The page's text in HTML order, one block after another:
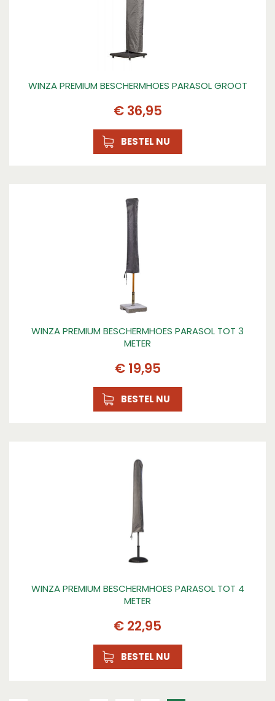
WINZA PREMIUM BESCHERMHOES PARASOL GROOT
€ 36,95
BESTEL NU
WINZA PREMIUM BESCHERMHOES PARASOL TOT 3
METER
€ 19,95
BESTEL NU
WINZA PREMIUM BESCHERMHOES PARASOL TOT 4
METER
€ 22,95
BESTEL NU